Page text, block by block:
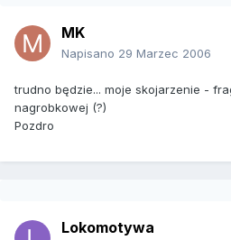
MK
Napisano 29 Marzec 2006
trudno będzie... moje skojarzenie -
nagrobkowej (?)
Pozdro
Lokomotywa